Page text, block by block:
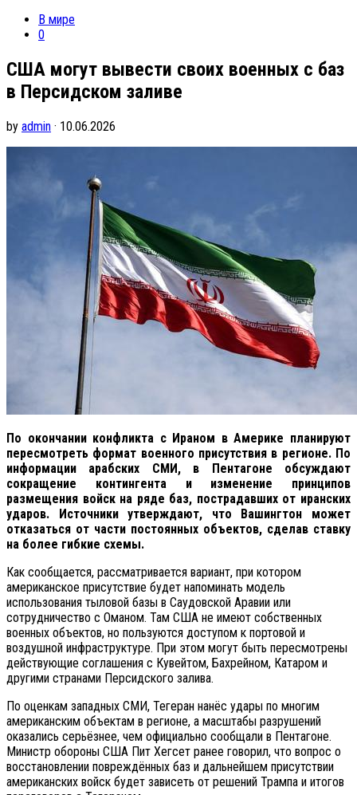
В мире
0
США могут вывести своих военных с баз
в Персидском заливе
by admin · 10.06.2026
По окончании конфликта с Ираном в Америке планируют
пересмотреть формат военного присутствия в регионе. По
информации арабских СМИ, в Пентагоне обсуждают
сокращение контингента и изменение принципов
размещения войск на ряде баз, пострадавших от иранских
ударов. Источники утверждают, что Вашингтон может
отказаться от части постоянных объектов, сделав ставку
на более гибкие схемы.
Как сообщается, рассматривается вариант, при котором
американское присутствие будет напоминать модель
использования тыловой базы в Саудовской Аравии или
сотрудничество с Оманом. Там США не имеют собственных
военных объектов, но пользуются доступом к портовой и
воздушной инфраструктуре. При этом могут быть пересмотрены
действующие соглашения с Кувейтом, Бахрейном, Катаром и
другими странами Персидского залива.
По оценкам западных СМИ, Тегеран нанёс удары по многим
американским объектам в регионе, а масштабы разрушений
оказались серьёзнее, чем официально сообщали в Пентагоне.
Министр обороны США Пит Хегсет ранее говорил, что вопрос о
восстановлении повреждённых баз и дальнейшем присутствии
американских войск будет зависеть от решений Трампа и итогов